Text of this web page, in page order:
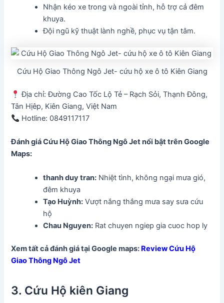
Nhận kéo xe trong và ngoài tỉnh, hỗ trợ cả đêm
khuya.
Đội ngũ kỹ thuật lành nghề, phục vụ tận tâm.
Cứu Hộ Giao Thông Ngô Jet- cứu hộ xe ô tô Kiên Giang
Địa chỉ: Đường Cao Tốc Lộ Tẻ – Rạch Sỏi, Thạnh Đông,
Tân Hịêp, Kiên Giang, Việt Nam
Hotline: 0849117117
Đánh giá Cứu Hộ Giao Thông Ngô Jetnổi bật trên Google
Maps:
thanh duy tran: Nhiệt tình, không ngại mưa gió,
đêm khuya
Tạo Huỳnh: Vượt nắng thắng mưa say sưa cứu
hộ
Chau Nguyen: Rat chuyen ngiep gia cuoc hop ly
Xem tất cả đánh giá tại Google maps: Review Cứu Hộ
Giao Thông Ngô Jet
3. Cứu Hộ kiên Giang